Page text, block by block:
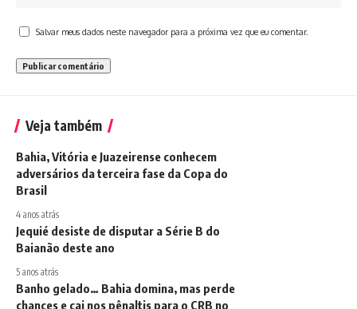
Salvar meus dados neste navegador para a próxima vez que eu comentar.
Veja também
Bahia, Vitória e Juazeirense conhecem
adversários da terceira fase da Copa do
Brasil
4 anos atrás
Jequié desiste de disputar a Série B do
Baianão deste ano
5 anos atrás
Banho gelado… Bahia domina, mas perde
chances e cai nos pênaltis para o CRB no